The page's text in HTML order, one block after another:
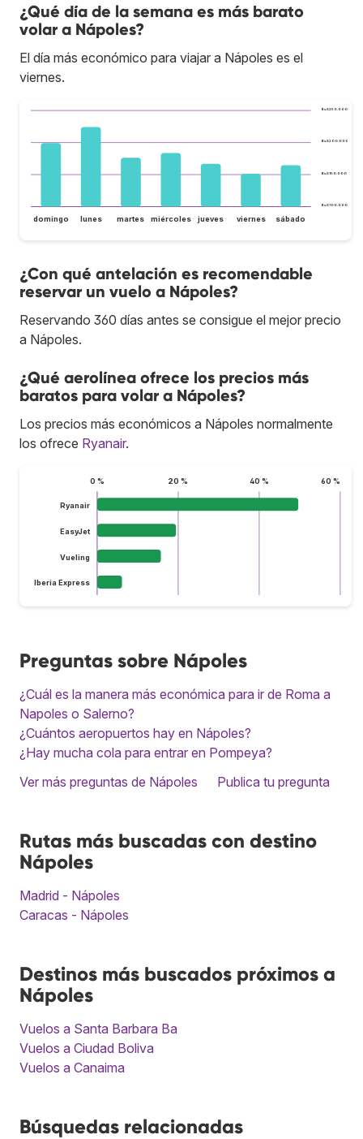
¿Qué día de la semana es más barato
volar a Nápoles?
El día más económico para viajar a Nápoles es el
viernes.
Bs.S100.000
Bs.S150.000
Bs.S200.000
Bs.S250.000
domingo lunes martes miércoles jueves viernes sábado
¿Con qué antelación es recomendable
reservar un vuelo a Nápoles?
Reservando 360 días antes se consigue el mejor precio
a Nápoles.
¿Qué aerolínea ofrece los precios más
baratos para volar a Nápoles?
Los precios más económicos a Nápoles normalmente
los ofrece Ryanair.
0 % 20 % 40 % 60 %
Ryanair
EasyJet
Vueling
Iberia Express
Preguntas sobre Nápoles
¿Cuál es la manera más económica para ir de Roma a
Napoles o Salerno?
¿Cuántos aeropuertos hay en Nápoles?
¿Hay mucha cola para entrar en Pompeya?
Ver más preguntas de Nápoles
Publica tu pregunta
Rutas más buscadas con destino
Nápoles
Madrid - Nápoles
Caracas - Nápoles
Destinos más buscados próximos a
Nápoles
Vuelos a Santa Barbara Ba
Vuelos a Ciudad Boliva
Vuelos a Canaima
Búsquedas relacionadas